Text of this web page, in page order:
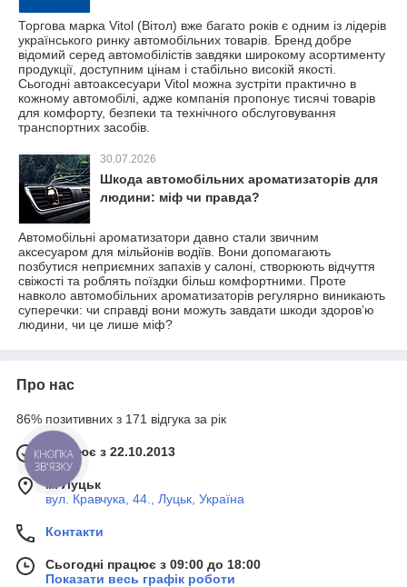
Торгова марка Vitol (Вітол) вже багато років є одним із лідерів
українського ринку автомобільних товарів. Бренд добре
відомий серед автомобілістів завдяки широкому асортименту
продукції, доступним цінам і стабільно високій якості.
Сьогодні автоаксесуари Vitol можна зустріти практично в
кожному автомобілі, адже компанія пропонує тисячі товарів
для комфорту, безпеки та технічного обслуговування
транспортних засобів.
30.07.2026
Шкода автомобільних ароматизаторів для
людини: міф чи правда?
Автомобільні ароматизатори давно стали звичним
аксесуаром для мільйонів водіїв. Вони допомагають
позбутися неприємних запахів у салоні, створюють відчуття
свіжості та роблять поїздки більш комфортними. Проте
навколо автомобільних ароматизаторів регулярно виникають
суперечки: чи справді вони можуть завдати шкоди здоров’ю
людини, чи це лише міф?
Про нас
86% позитивних з 171 відгука за рік
Працює з 22.10.2013
м. Луцьк
вул. Кравчука, 44., Луцьк, Україна
Контакти
Сьогодні працює з 09:00 до 18:00
Показати весь графік роботи
КНОПКА
ЗВ'ЯЗКУ